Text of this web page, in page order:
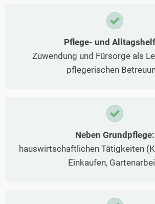
Pflege- und
Zuwendung und Fürsorge als
pflegerischen
Neben Grundpflege:
hauswirtschaftlichen Tätigkeiten
Einkaufen,